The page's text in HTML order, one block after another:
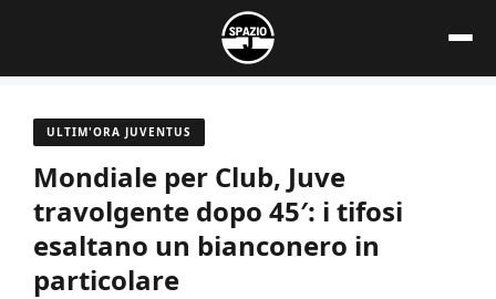
contenuto
ULTIM'ORA JUVENTUS
Mondiale per Club, Juve
travolgente dopo 45′: i tifosi
esaltano un bianconero in
particolare